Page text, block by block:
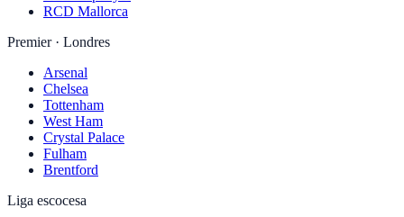
RCD Mallorca
Premier · Londres
Arsenal
Chelsea
Tottenham
West Ham
Crystal Palace
Fulham
Brentford
Liga escocesa